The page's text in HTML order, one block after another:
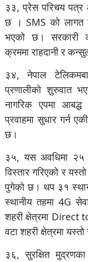
३३, प्रेस परिचय पत्र
छ । SMS को लागत
भएको छ। सरकारी
क्रममा राहदानी र
३४, नेपाल
प्रणालीको शुरुवात
नागरिक एपमा
प्रवाहमा सुधार गर्न
छ।
३५, यस अवधिमा २५
विस्तार गरिएको र
पुगेको छ। थप ३१
स्थानीय तहमा 4G
शहरी क्षेत्रमा
वटा शहरी क्षेत्रमा
३६, सुरक्षित